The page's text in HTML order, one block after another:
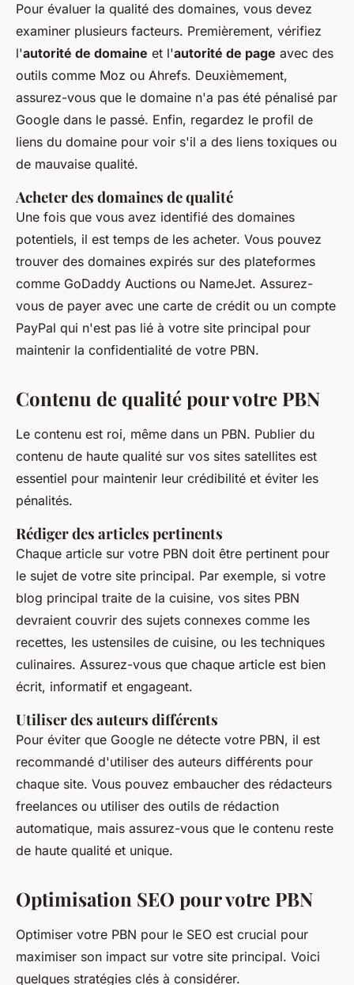
Pour évaluer la qualité des domaines, vous devez
examiner plusieurs facteurs. Premièrement, vérifiez
l'autorité de domaine et l'autorité de page avec des
outils comme Moz ou Ahrefs. Deuxièmement,
assurez-vous que le domaine n'a pas été pénalisé par
Google dans le passé. Enfin, regardez le profil de
liens du domaine pour voir s'il a des liens toxiques ou
de mauvaise qualité.
Acheter des domaines de qualité
Une fois que vous avez identifié des domaines
potentiels, il est temps de les acheter. Vous pouvez
trouver des domaines expirés sur des plateformes
comme GoDaddy Auctions ou NameJet. Assurez-
vous de payer avec une carte de crédit ou un compte
PayPal qui n'est pas lié à votre site principal pour
maintenir la confidentialité de votre PBN.
Contenu de qualité pour votre PBN
Le contenu est roi, même dans un PBN. Publier du
contenu de haute qualité sur vos sites satellites est
essentiel pour maintenir leur crédibilité et éviter les
pénalités.
Rédiger des articles pertinents
Chaque article sur votre PBN doit être pertinent pour
le sujet de votre site principal. Par exemple, si votre
blog principal traite de la cuisine, vos sites PBN
devraient couvrir des sujets connexes comme les
recettes, les ustensiles de cuisine, ou les techniques
culinaires. Assurez-vous que chaque article est bien
écrit, informatif et engageant.
Utiliser des auteurs différents
Pour éviter que Google ne détecte votre PBN, il est
recommandé d'utiliser des auteurs différents pour
chaque site. Vous pouvez embaucher des rédacteurs
freelances ou utiliser des outils de rédaction
automatique, mais assurez-vous que le contenu reste
de haute qualité et unique.
Optimisation SEO pour votre PBN
Optimiser votre PBN pour le SEO est crucial pour
maximiser son impact sur votre site principal. Voici
quelques stratégies clés à considérer.